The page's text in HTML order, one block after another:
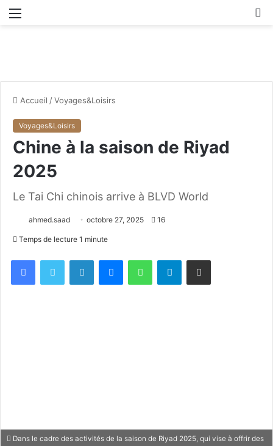
Accueil /Voyages&Loisirs
Voyages&Loisirs
Chine à la saison de Riyad
2025
Le Tai Chi chinois arrive à BLVD World
ahmed.saad octobre 27, 2025 16
Temps de lecture 1 minute
Telegram
Dans le cadre des activités de la saison de Riyad 2025, qui vise à offrir des